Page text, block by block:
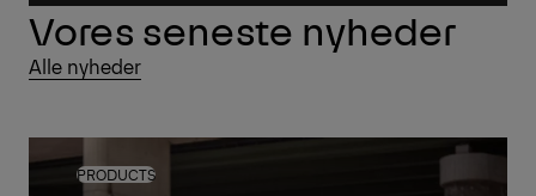
Vores seneste nyheder
Alle nyheder
PRODUCTS